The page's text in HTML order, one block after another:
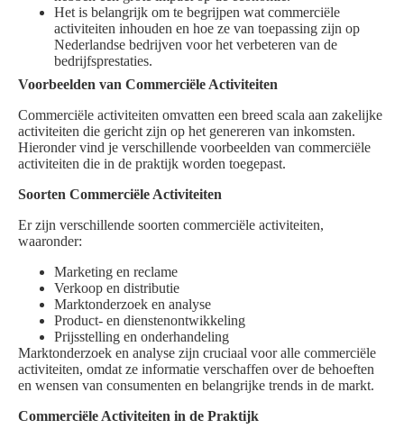
Het is belangrijk om te begrijpen wat commerciële
activiteiten inhouden en hoe ze van toepassing zijn op
Nederlandse bedrijven voor het verbeteren van de
bedrijfsprestaties.
Voorbeelden van Commerciële Activiteiten
Commerciële activiteiten omvatten een breed scala aan zakelijke
activiteiten die gericht zijn op het genereren van inkomsten.
Hieronder vind je verschillende voorbeelden van commerciële
activiteiten die in de praktijk worden toegepast.
Soorten Commerciële Activiteiten
Er zijn verschillende soorten commerciële activiteiten,
waaronder:
Marketing en reclame
Verkoop en distributie
Marktonderzoek en analyse
Product- en dienstenontwikkeling
Prijsstelling en onderhandeling
Marktonderzoek en analyse zijn cruciaal voor alle commerciële
activiteiten, omdat ze informatie verschaffen over de behoeften
en wensen van consumenten en belangrijke trends in de markt.
Commerciële Activiteiten in de Praktijk